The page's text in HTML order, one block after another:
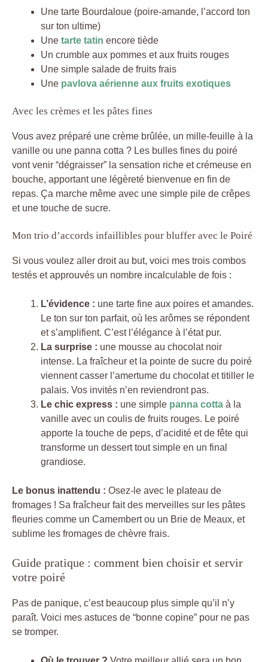
Une tarte Bourdaloue (poire-amande, l’accord ton
sur ton ultime)
Une tarte tatin encore tiède
Un crumble aux pommes et aux fruits rouges
Une simple salade de fruits frais
Une pavlova aérienne aux fruits exotiques
Avec les crèmes et les pâtes fines
Vous avez préparé une crème brûlée, un mille-feuille à la
vanille ou une panna cotta ? Les bulles fines du poiré
vont venir “dégraisser” la sensation riche et crémeuse en
bouche, apportant une légèreté bienvenue en fin de
repas. Ça marche même avec une simple pile de crêpes
et une touche de sucre.
Mon trio d’accords infaillibles pour bluffer avec le Poiré
Si vous voulez aller droit au but, voici mes trois combos
testés et approuvés un nombre incalculable de fois :
L’évidence : une tarte fine aux poires et amandes.
Le ton sur ton parfait, où les arômes se répondent
et s’amplifient. C’est l’élégance à l’état pur.
La surprise : une mousse au chocolat noir
intense. La fraîcheur et la pointe de sucre du poiré
viennent casser l’amertume du chocolat et titiller le
palais. Vos invités n’en reviendront pas.
Le chic express : une simple panna cotta à la
vanille avec un coulis de fruits rouges. Le poiré
apporte la touche de peps, d’acidité et de fête qui
transforme un dessert tout simple en un final
grandiose.
Le bonus inattendu : Osez-le avec le plateau de
fromages ! Sa fraîcheur fait des merveilles sur les pâtes
fleuries comme un Camembert ou un Brie de Meaux, et
sublime les fromages de chèvre frais.
Guide pratique : comment bien choisir et servir
votre poiré
Pas de panique, c’est beaucoup plus simple qu’il n’y
paraît. Voici mes astuces de “bonne copine” pour ne pas
se tromper.